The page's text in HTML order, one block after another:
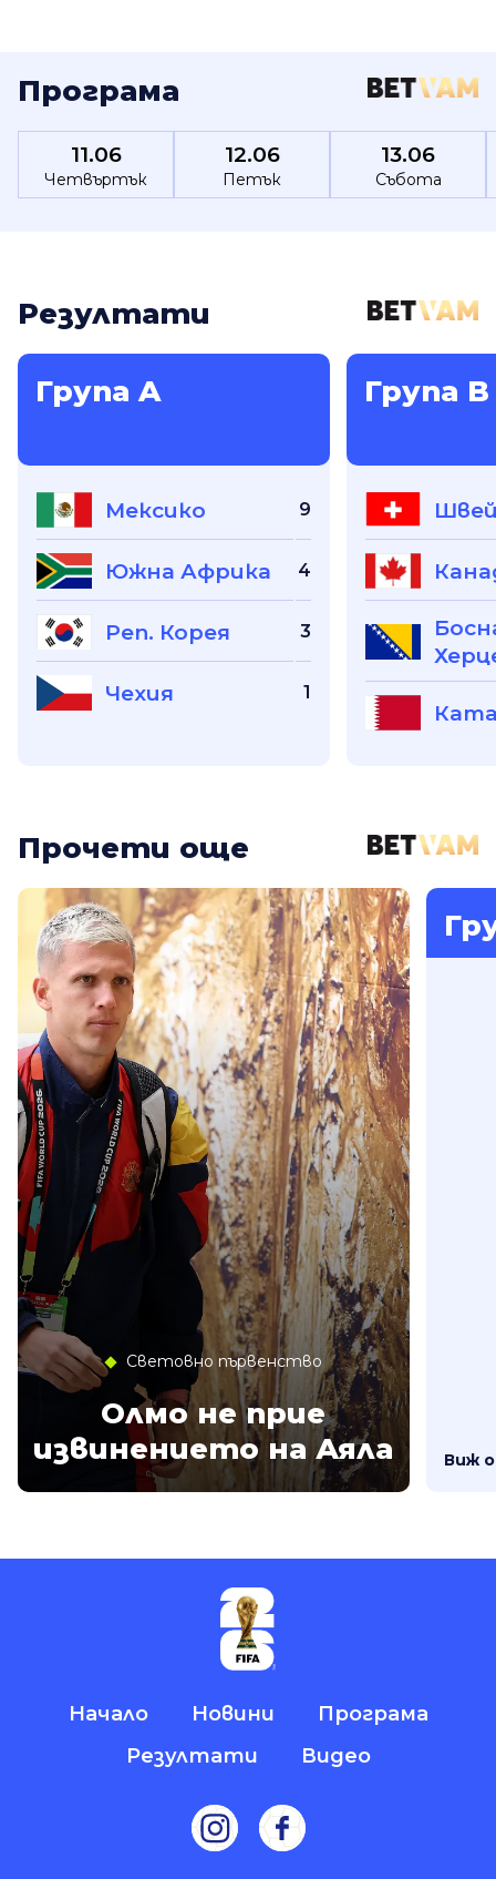
Програма
11.06
Четвъртък
12.06
Петък
13.06
Събота
Резултати
Група A
Мексико 9
Южна Африка 4
Реп. Корея 3
Чехия 1
Група B
Прочети още
Световно първенство
Олмо не прие
извинението на Аяла
Виж
Начало Новини
Програма
Резултати
Видео